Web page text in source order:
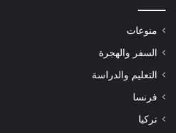
منوعات
السفر والهجرة
التعليم والدراسة
فرنسا
تركيا